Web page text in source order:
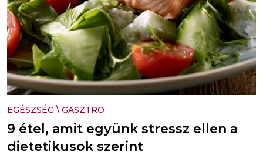
EGÉSZSÉG \ GASZTRO
9 étel, amit együnk stressz ellen a
dietetikusok szerint